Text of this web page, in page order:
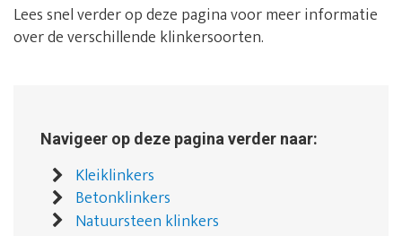
Lees snel verder op deze pagina voor meer informatie
over de verschillende klinkersoorten.
Navigeer op deze pagina verder naar:
Kleiklinkers
Betonklinkers
Natuursteen klinkers